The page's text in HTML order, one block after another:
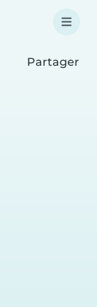
Partager